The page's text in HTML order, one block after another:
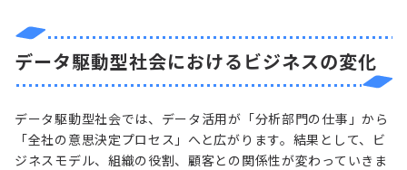
データ駆動型社会におけるビジネスの変化
データ駆動型社会では、データ活用が「分析部門の仕事」から
「全社の意思決定プロセス」へと広がります。結果として、ビ
ジネスモデル、組織の役割、顧客との関係性が変わっていきま